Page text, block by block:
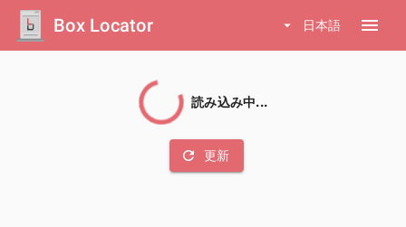
Box Locator arrow_drop_down 日本語 menu
読み込み中...
refresh 更新